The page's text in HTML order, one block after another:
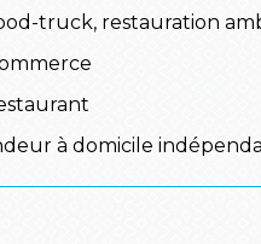
truck, restauration
à domicile